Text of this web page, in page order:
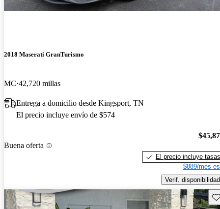
2018 Maserati GranTurismo
MC 42,720 millas
Entrega a domicilio desde Kingsport, TN
El precio incluye envío de $574
Buena oferta
El precio incluye tasas
$889/mes
Verif. disponibilidad